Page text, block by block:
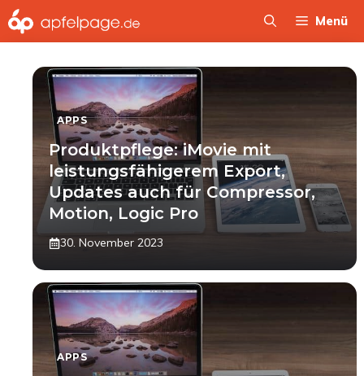
Zum
Inhalt
Menü
APPS
Produktpflege: iMovie mit
leistungsfähigerem Export,
Updates auch für Compressor,
Motion, Logic Pro
30. November 2023
APPS